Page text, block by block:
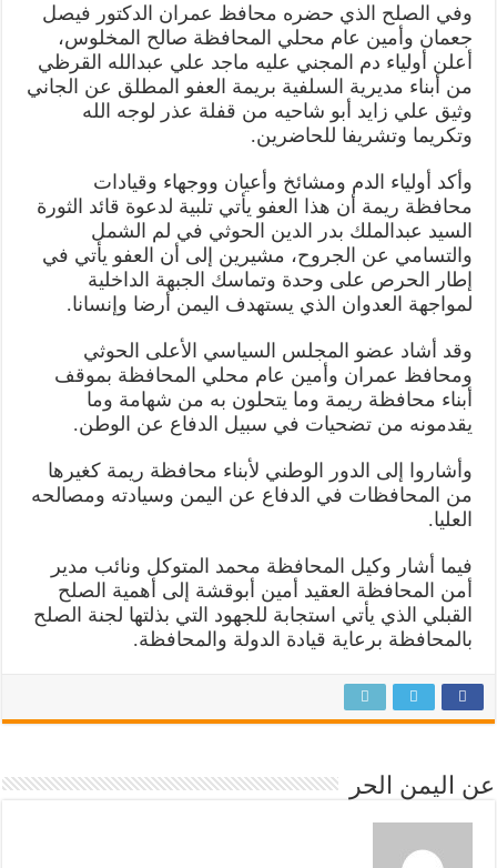
وفي الصلح الذي حضره محافظ عمران الدكتور فيصل
جعمان وأمين عام محلي المحافظة صالح المخلوس،
أعلن أولياء دم المجني عليه ماجد علي عبدالله القرظي
من أبناء مديرية السلفية بريمة العفو المطلق عن الجاني
وثيق علي زايد أبو شاحيه من قفلة عذر لوجه الله
وتكريما وتشريفا للحاضرين.
وأكد أولياء الدم ومشائخ وأعيان ووجهاء وقيادات
محافظة ريمة أن هذا العفو يأتي تلبية لدعوة قائد الثورة
السيد عبدالملك بدر الدين الحوثي في لم الشمل
والتسامي عن الجروح، مشيرين إلى أن العفو يأتي في
إطار الحرص على وحدة وتماسك الجبهة الداخلية
لمواجهة العدوان الذي يستهدف اليمن أرضا وإنسانا.
وقد أشاد عضو المجلس السياسي الأعلى الحوثي
ومحافظ عمران وأمين عام محلي المحافظة بموقف
أبناء محافظة ريمة وما يتحلون به من شهامة وما
يقدمونه من تضحيات في سبيل الدفاع عن الوطن.
وأشاروا إلى الدور الوطني لأبناء محافظة ريمة كغيرها
من المحافظات في الدفاع عن اليمن وسيادته ومصالحه
العليا.
فيما أشار وكيل المحافظة محمد المتوكل ونائب مدير
أمن المحافظة العقيد أمين أبوقشة إلى أهمية الصلح
القبلي الذي يأتي استجابة للجهود التي بذلتها لجنة الصلح
بالمحافظة برعاية قيادة الدولة والمحافظة.
عن اليمن الحر